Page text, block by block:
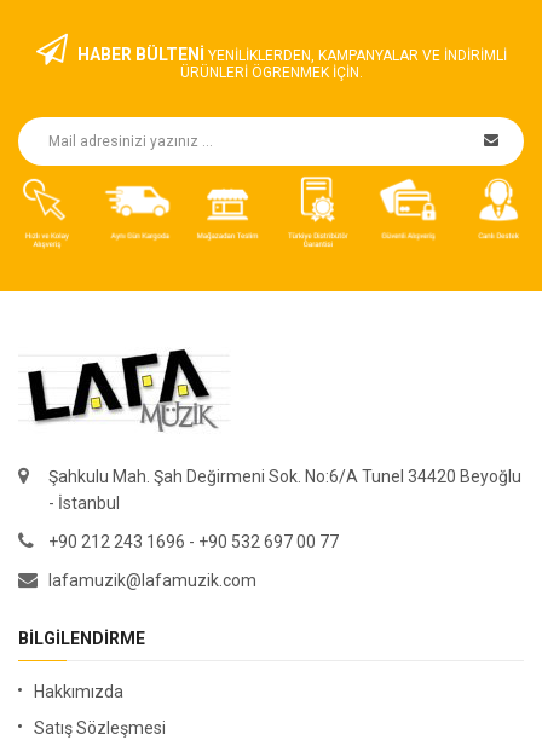
HABER BÜLTENİ YENILIKLERDEN, KAMPANYALAR VE INDIRIMLI
ÜRÜNLERI ÖGRENMEK IÇIN.
Şahkulu Mah. Şah Değirmeni Sok. No:6/A Tunel 34420 Beyoğlu
- İstanbul
+90 212 243 1696 - +90 532 697 00 77
lafamuzik@lafamuzik.com
BILGILENDIRME
Hakkımızda
Satış Sözleşmesi